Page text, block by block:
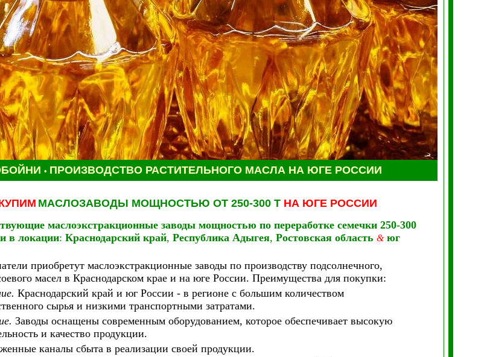
• ПРОИЗВОДСТВО РАСТИТЕЛЬНОГО МАСЛА НА ЮГЕ РОССИИ
МАСЛОЗАВОДЫ МОЩНОСТЬЮ ОТ 250-300 Т НА ЮГЕ РОССИИ
маслоэкстракционные заводы мощностью по переработке семечки 250-300
в локации: Краснодарский край, Республика Адыгея, Ростовская область & юг
приобретут маслоэкстракционные заводы по производству подсолнечного,
масел в Краснодарском крае и на юге России. Преимущества для покупки:
Краснодарский край и юг России - в регионе с большим количеством
сырья и низкими транспортными затратами.
Заводы оснащены современным оборудованием, которое обеспечивает высокую
и качество продукции.
каналы сбыта в реализации своей продукции.